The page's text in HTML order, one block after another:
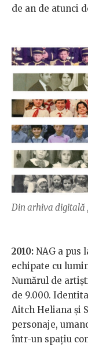
de an de atunci
Din arhiva digitală
2010: NAG a pus
echipate cu
Numărul de
de 9.000.
Aitch Heliana și
personaje,
într-un spațiu